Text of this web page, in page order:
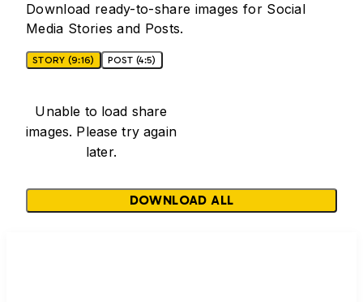
Download ready-to-share images for Social
Media Stories and Posts.
STORY (9:16) POST (4:5)
Unable to load share
images. Please try again
later.
DOWNLOAD ALL